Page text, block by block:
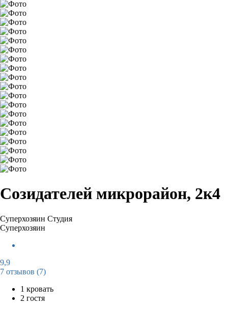
Созидателей микрорайон, 2к4
Суперхозяин Студия
Суперхозяин
9,9
7 отзывов (7)
1 кровать
2 гостя